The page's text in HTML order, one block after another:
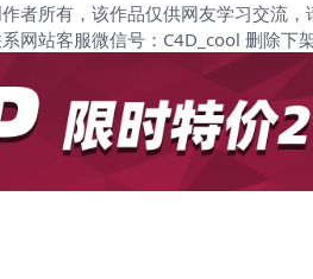
者所有，该作品仅供网友学习交流
网站客服微信号：C4D_cool 删除下架